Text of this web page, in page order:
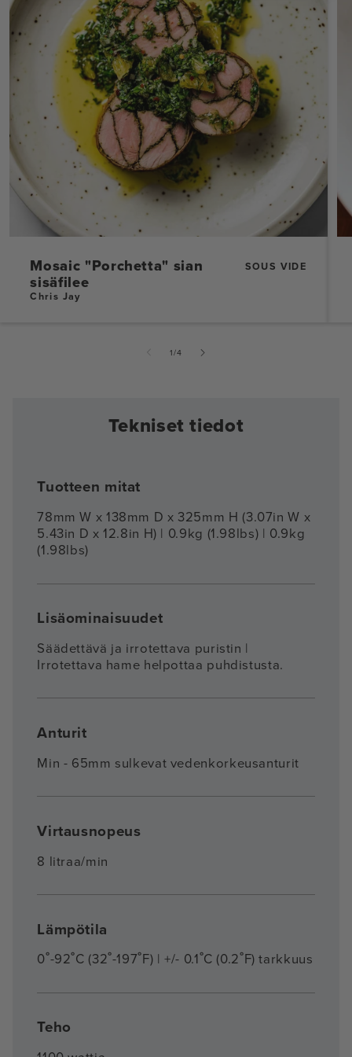
Mosaic "Porchetta" sian
sisäfilee
SOUS VIDE
Chris Jay
1/of
4
Tekniset tiedot
Tuotteen mitat
78mm W x 138mm D x 325mm H (3.07in W x
5.43in D x 12.8in H) | 0.9kg (1.98lbs) | 0.9kg
(1.98lbs)
Lisäominaisuudet
Säädettävä ja irrotettava puristin |
Irrotettava hame helpottaa puhdistusta.
Anturit
Min - 65mm sulkevat vedenkorkeusanturit
Virtausnopeus
8 litraa/min
Lämpötila
0˚-92˚C (32˚-197˚F) | +/- 0.1˚C (0.2˚F) tarkkuus
Teho